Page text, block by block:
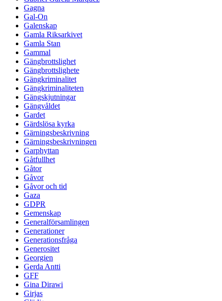
Gagna
Gal-On
Galenskap
Gamla Riksarkivet
Gamla Stan
Gammal
Gängbrottslighet
Gängbrottslighete
Gängkriminalitet
Gängkriminaliteten
Gängskjutningar
Gängvåldet
Gardet
Gärdslösa kyrka
Gärningsbeskrivning
Gärningsbeskrivningen
Garphyttan
Gåtfullhet
Gåtor
Gåvor
Gåvor och tid
Gaza
GDPR
Gemenskap
Generalförsamlingen
Generationer
Generationsfråga
Generositet
Georgien
Gerda Antti
GFF
Gina Dirawi
Girjas